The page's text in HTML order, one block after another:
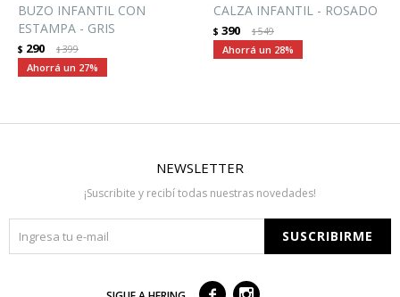
BUZO INFANTIL CON
ESTAMPA - GRIS
$ 290 $399
27
CALZA INFANTIL - ROSADO
$ 390 $549
28
NEWSLETTER
¡Suscribite y recibí todas nuestras novedades!
SUSCRIBIRME